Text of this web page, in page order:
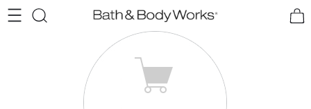
•2200₺ ve Üzeri Kargo Ücretsiz!• *Promosyon Detayları